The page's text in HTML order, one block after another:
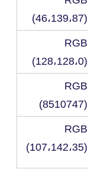
(46،139،87)
RGB
(128،128،0)
RGB
(8510747)
RGB
(107،142،35)